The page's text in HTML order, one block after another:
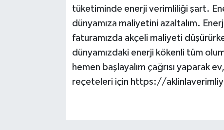
tüketiminde enerji verimliliği şart.
dünyamıza maliyetini azaltalım.
faturamızda akçeli maliyeti
dünyamızdaki enerji kökenli tüm
hemen başlayalım çağrısı yaparak
reçeteleri için https://